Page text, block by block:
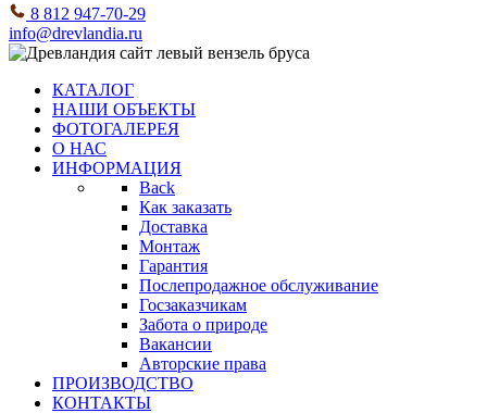
8 812 947-70-29
info@drevlandia.ru
КАТАЛОГ
НАШИ ОБЪЕКТЫ
ФОТОГАЛЕРЕЯ
О НАС
ИНФОРМАЦИЯ
Back
Как заказать
Доставка
Монтаж
Гарантия
Послепродажное обслуживание
Госзаказчикам
Забота о природе
Вакансии
Авторские права
ПРОИЗВОДСТВО
КОНТАКТЫ